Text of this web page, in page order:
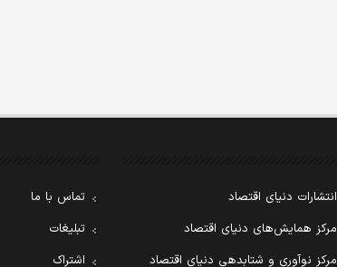
انتشارات دنیای اقتصاد
مرکز همایش‌های دنیای اقتصاد
مرکز نوآوری و شتابدهی دنیای اقتصاد
تماس با ما
تبلیغات
اشتراک